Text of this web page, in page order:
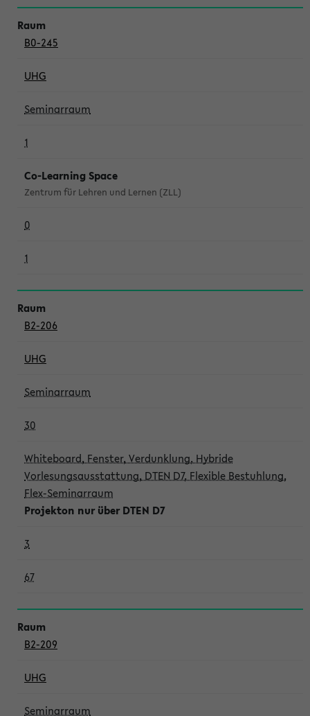
B0-245
UHG
Seminarraum
1
Co-Learning Space
Zentrum für Lehren und Lernen (ZLL)
0
1
B2-206
UHG
Seminarraum
30
Whiteboard, Fenster, Verdunklung, Hybride
Vorlesungsausstattung, DTEN D7, Flexible Bestuhlung,
Flex-Seminarraum
Projekton nur über DTEN D7
3
67
B2-209
UHG
Seminarraum